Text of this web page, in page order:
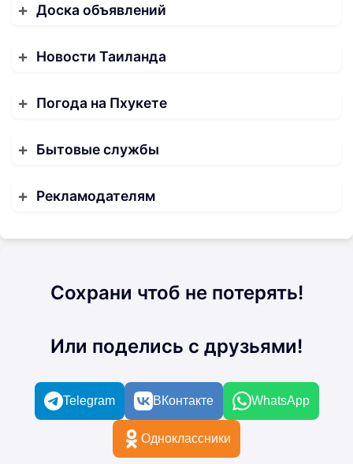
Доска объявлений
Новости Таиланда
Погода на Пхукете
Бытовые службы
Рекламодателям
Сохрани чтоб не потерять!
Или поделись с друзьями!
Telegram ВКонтакте WhatsApp
Одноклассники